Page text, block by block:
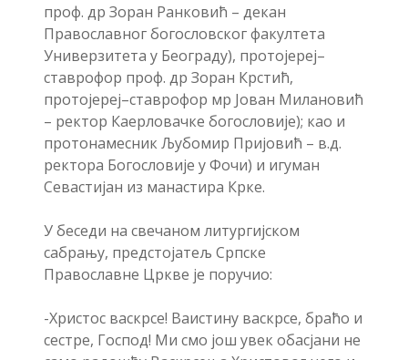
проф. др Зоран Ранковић – декан
Православног богословског факултета
Универзитета у Београду), протојереј–
ставрофор проф. др Зоран Крстић,
протојереј–ставрофор мр Јован Милановић
– ректор Каерловачке богословије); као и
протонамесник Љубомир Пријовић – в.д.
ректора Богословије у Фочи) и игуман
Севастијан из манастира Крке.
У беседи на свечаном литургијском
сабрању, предстојатељ Српске
Православне Цркве је поручио:
-Христос васкрсе! Ваистину васкрсе, браћо и
сестре, Господ! Ми смо још увек обасјани не